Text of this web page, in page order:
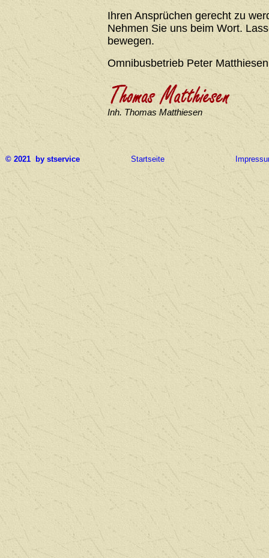
Ihren Ansprüchen gerecht zu
Nehmen Sie uns beim Wort.
bewegen.
Omnibusbetrieb Peter Matthiesen
Inh. Thomas Matthiesen
© 2021 by stservice Startseite